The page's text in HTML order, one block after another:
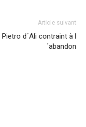
Article suivant
Pietro d´Ali contraint à l
´abandon